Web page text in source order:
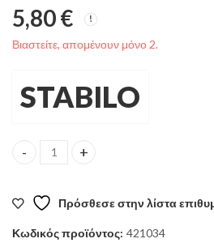
5,80€
Βιαστείτε, απομένουν μόνο 2.
STABILO
ΜΑΡΚΑΔΟΡΟΙ STABILO 88/8τεμ +2
Πρόσθεσε στην λίστα
Κωδικός προϊόντος: 421034